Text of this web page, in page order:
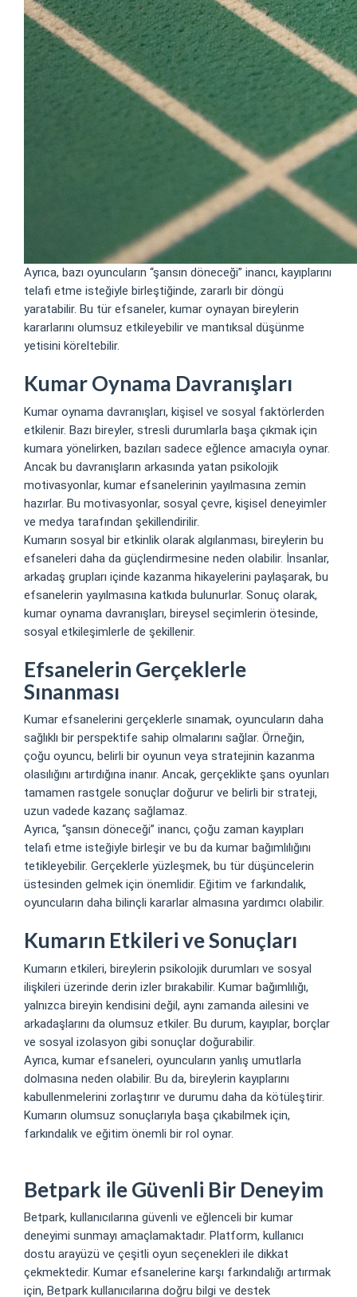
Ayrıca, bazı oyuncuların “şansın döneceği” inancı, kayıplarını
telafi etme isteğiyle birleştiğinde, zararlı bir döngü
yaratabilir. Bu tür efsaneler, kumar oynayan bireylerin
kararlarını olumsuz etkileyebilir ve mantıksal düşünme
yetisini köreltebilir.
Kumar Oynama Davranışları
Kumar oynama davranışları, kişisel ve sosyal faktörlerden
etkilenir. Bazı bireyler, stresli durumlarla başa çıkmak için
kumara yönelirken, bazıları sadece eğlence amacıyla oynar.
Ancak bu davranışların arkasında yatan psikolojik
motivasyonlar, kumar efsanelerinin yayılmasına zemin
hazırlar. Bu motivasyonlar, sosyal çevre, kişisel deneyimler
ve medya tarafından şekillendirilir.
Kumarın sosyal bir etkinlik olarak algılanması, bireylerin bu
efsaneleri daha da güçlendirmesine neden olabilir. İnsanlar,
arkadaş grupları içinde kazanma hikayelerini paylaşarak, bu
efsanelerin yayılmasına katkıda bulunurlar. Sonuç olarak,
kumar oynama davranışları, bireysel seçimlerin ötesinde,
sosyal etkileşimlerle de şekillenir.
Efsanelerin Gerçeklerle
Sınanması
Kumar efsanelerini gerçeklerle sınamak, oyuncuların daha
sağlıklı bir perspektife sahip olmalarını sağlar. Örneğin,
çoğu oyuncu, belirli bir oyunun veya stratejinin kazanma
olasılığını artırdığına inanır. Ancak, gerçeklikte şans oyunları
tamamen rastgele sonuçlar doğurur ve belirli bir strateji,
uzun vadede kazanç sağlamaz.
Ayrıca, “şansın döneceği” inancı, çoğu zaman kayıpları
telafi etme isteğiyle birleşir ve bu da kumar bağımlılığını
tetikleyebilir. Gerçeklerle yüzleşmek, bu tür düşüncelerin
üstesinden gelmek için önemlidir. Eğitim ve farkındalık,
oyuncuların daha bilinçli kararlar almasına yardımcı olabilir.
Kumarın Etkileri ve Sonuçları
Kumarın etkileri, bireylerin psikolojik durumları ve sosyal
ilişkileri üzerinde derin izler bırakabilir. Kumar bağımlılığı,
yalnızca bireyin kendisini değil, aynı zamanda ailesini ve
arkadaşlarını da olumsuz etkiler. Bu durum, kayıplar, borçlar
ve sosyal izolasyon gibi sonuçlar doğurabilir.
Ayrıca, kumar efsaneleri, oyuncuların yanlış umutlarla
dolmasına neden olabilir. Bu da, bireylerin kayıplarını
kabullenmelerini zorlaştırır ve durumu daha da kötüleştirir.
Kumarın olumsuz sonuçlarıyla başa çıkabilmek için,
farkındalık ve eğitim önemli bir rol oynar.
Betpark ile Güvenli Bir Deneyim
Betpark, kullanıcılarına güvenli ve eğlenceli bir kumar
deneyimi sunmayı amaçlamaktadır. Platform, kullanıcı
dostu arayüzü ve çeşitli oyun seçenekleri ile dikkat
çekmektedir. Kumar efsanelerine karşı farkındalığı artırmak
için, Betpark kullanıcılarına doğru bilgi ve destek